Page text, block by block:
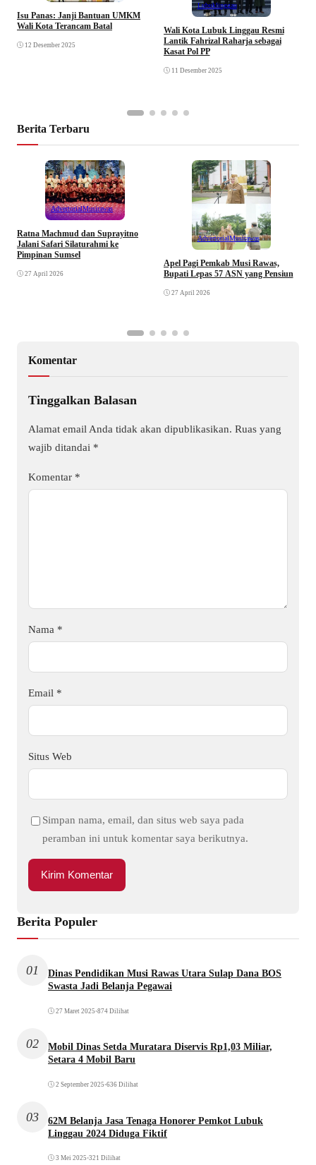
Isu Panas: Janji Bantuan UMKM
Wali Kota Terancam Batal
12 Desember 2025
Lubuklinggau
Wali Kota Lubuk Linggau Resmi
Lantik Fahrizal Raharja sebagai
Kasat Pol PP
11 Desember 2025
Berita Terbaru
AdvertorialMusirawas
Ratna Machmud dan Suprayitno
Jalani Safari Silaturahmi ke
Pimpinan Sumsel
27 April 2026
AdvertorialMusirawas
Apel Pagi Pemkab Musi Rawas,
Bupati Lepas 57 ASN yang Pensiun
27 April 2026
Komentar
Tinggalkan Balasan
Alamat email Anda tidak akan dipublikasikan. Ruas yang
wajib ditandai *
Komentar *
Nama *
Email *
Situs Web
Simpan nama, email, dan situs web saya pada
peramban ini untuk komentar saya berikutnya.
Berita Populer
01
Dinas Pendidikan Musi Rawas Utara Sulap Dana BOS
Swasta Jadi Belanja Pegawai
27 Maret 2025 •874 Dilihat
02
Mobil Dinas Setda Muratara Diservis Rp1,03 Miliar,
Setara 4 Mobil Baru
2 September 2025 •636 Dilihat
03
62M Belanja Jasa Tenaga Honorer Pemkot Lubuk
Linggau 2024 Diduga Fiktif
3 Mei 2025 •321 Dilihat